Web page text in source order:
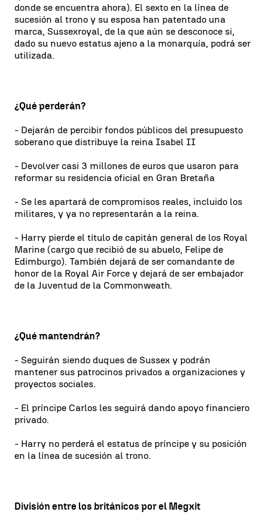
donde se encuentra ahora). El sexto en la línea de
sucesión al trono y su esposa han patentado una
marca, Sussexroyal, de la que aún se desconoce si,
dado su nuevo estatus ajeno a la monarquía, podrá ser
utilizada.
¿Qué perderán?
- Dejarán de percibir fondos públicos del presupuesto
soberano que distribuye la reina Isabel II
- Devolver casi 3 millones de euros que usaron para
reformar su residencia oficial en Gran Bretaña
- Se les apartará de compromisos reales, incluido los
militares, y ya no representarán a la reina.
- Harry pierde el título de capitán general de los Royal
Marine (cargo que recibió de su abuelo, Felipe de
Edimburgo). También dejará de ser comandante de
honor de la Royal Air Force y dejará de ser embajador
de la Juventud de la Commonweath.
¿Qué mantendrán?
- Seguirán siendo duques de Sussex y podrán
mantener sus patrocinos privados a organizaciones y
proyectos sociales.
- El príncipe Carlos les seguirá dando apoyo financiero
privado.
- Harry no perderá el estatus de príncipe y su posición
en la línea de sucesión al trono.
División entre los británicos por el Megxit